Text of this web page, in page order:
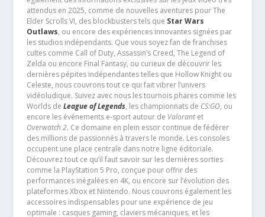
attendus en 2025, comme de nouvelles aventures pour The
Elder Scrolls VI, des blockbusters tels que Star Wars
Outlaws, ou encore des expériences innovantes signées par
les studios indépendants. Que vous soyez fan de franchises
cultes comme Call of Duty, Assassin’s Creed, The Legend of
Zelda ou encore Final Fantasy, ou curieux de découvrir les
dernières pépites indépendantes telles que Hollow Knight ou
Celeste, nous couvrons tout ce qui fait vibrer l’univers
vidéoludique. Suivez avec nous les tournois phares comme les
Worlds de League of Legends, les championnats de CS:GO, ou
encore les événements e-sport autour de Valorantet
Overwatch 2. Ce domaine en plein essor continue de fédérer
des millions de passionnés à travers le monde. Les consoles
occupent une place centrale dans notre ligne éditoriale.
Découvrez tout ce qu’il faut savoir sur les dernières sorties
comme la PlayStation 5 Pro, conçue pour offrir des
performances inégalées en 4K, ou encore sur l’évolution des
plateformes Xbox et Nintendo. Nous couvrons également les
accessoires indispensables pour une expérience de jeu
optimale : casques gaming, claviers mécaniques, et les